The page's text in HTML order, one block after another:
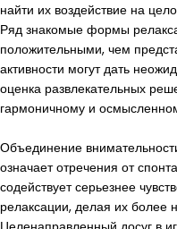
найти их воздействие на
Ряд знакомые формы
положительными, чем
активности могут дать
оценка развлекательных
гармоничному и
Объединение
означает отречения от
содействует серьезнее
релаксации, делая их